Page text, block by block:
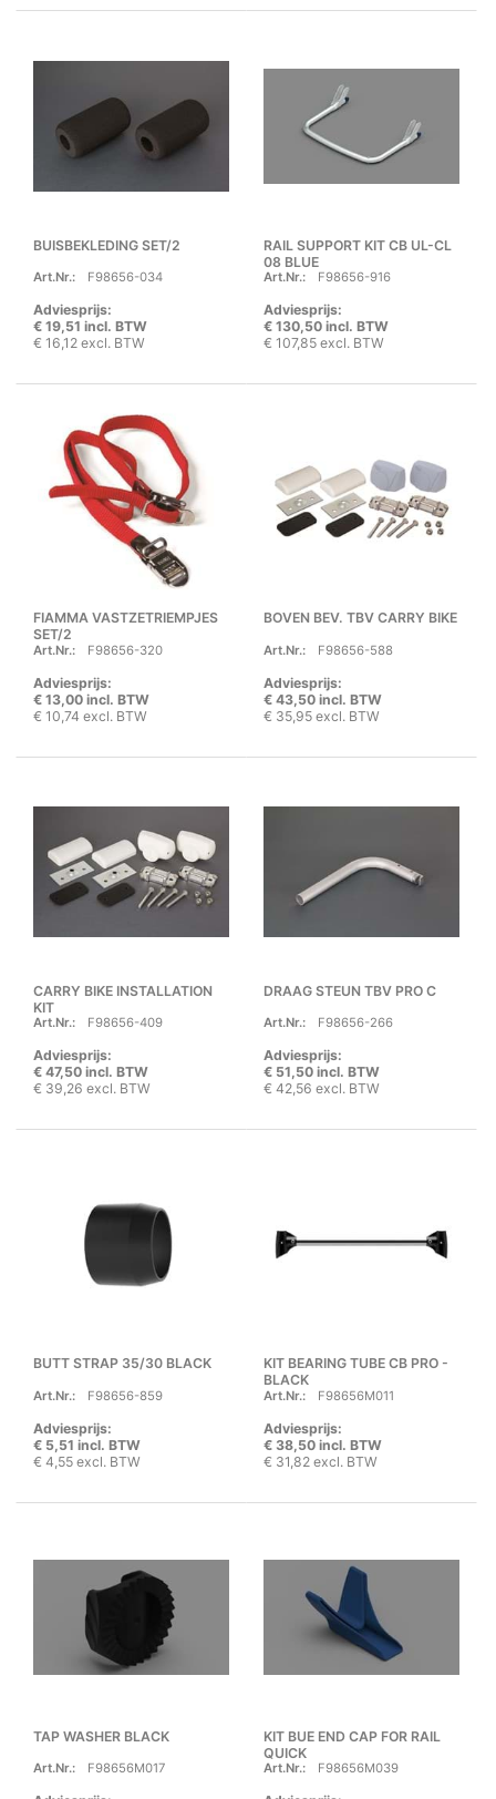
BUISBEKLEDING SET/2
Art.Nr.: F98656-034
Adviesprijs:
€ 19,51 incl. BTW
€ 16,12 excl. BTW
RAIL SUPPORT KIT CB UL-CL
08 BLUE
Art.Nr.: F98656-916
Adviesprijs:
€ 130,50 incl. BTW
€ 107,85 excl. BTW
FIAMMA VASTZETRIEMPJES
SET/2
Art.Nr.: F98656-320
Adviesprijs:
€ 13,00 incl. BTW
€ 10,74 excl. BTW
BOVEN BEV. TBV CARRY BIKE
Art.Nr.: F98656-588
Adviesprijs:
€ 43,50 incl. BTW
€ 35,95 excl. BTW
CARRY BIKE INSTALLATION
KIT
Art.Nr.: F98656-409
Adviesprijs:
€ 47,50 incl. BTW
€ 39,26 excl. BTW
DRAAG STEUN TBV PRO C
Art.Nr.: F98656-266
Adviesprijs:
€ 51,50 incl. BTW
€ 42,56 excl. BTW
BUTT STRAP 35/30 BLACK
Art.Nr.: F98656-859
Adviesprijs:
€ 5,51 incl. BTW
€ 4,55 excl. BTW
KIT BEARING TUBE CB PRO -
BLACK
Art.Nr.: F98656M011
Adviesprijs:
€ 38,50 incl. BTW
€ 31,82 excl. BTW
TAP WASHER BLACK
Art.Nr.: F98656M017
KIT BUE END CAP FOR RAIL
QUICK
Art.Nr.: F98656M039